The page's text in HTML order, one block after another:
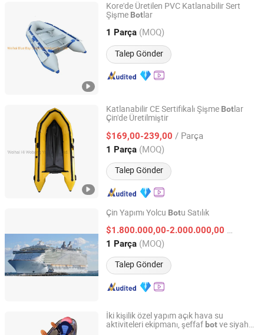
Kore'de Üretilen PVC Katlanabilir Sert
Şişme Botlar
1 Parça (MOQ)
Talep Gönder
Weihai Blue Bay Outdoor Product Co., Ltd.
Shandong, China Fiyat 2020
Katlanabilir CE Sertifikalı Şişme Botlar
Çin'de Üretilmiştir
$169,00-239,00 / Parça
1 Parça (MOQ)
Talep Gönder
Weihai Hi Wobang Yacht Co., Ltd.
Shandong, China Fiyat 2014
Çin Yapımı Yolcu Botu Satılık
$1.800.000,00-2.000.000,00
1 Parça (MOQ)
Talep Gönder
Shanghai Super-Above Industry Holdings Co., Ltd.
Shanghai, China Fiyat 2015
İki kişilik özel yapım açık hava su
aktiviteleri ekipmanı, şeffaf botve siyah
Anhui Junhan International Trade Co., Ltd.